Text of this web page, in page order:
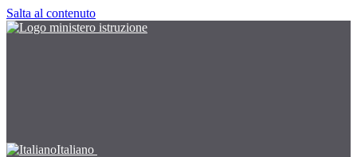
Salta al contenuto
Italiano